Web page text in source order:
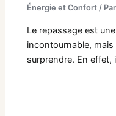
Énergie et Confort / Par
Le repassage est
incontournable,
surprendre. En effet,